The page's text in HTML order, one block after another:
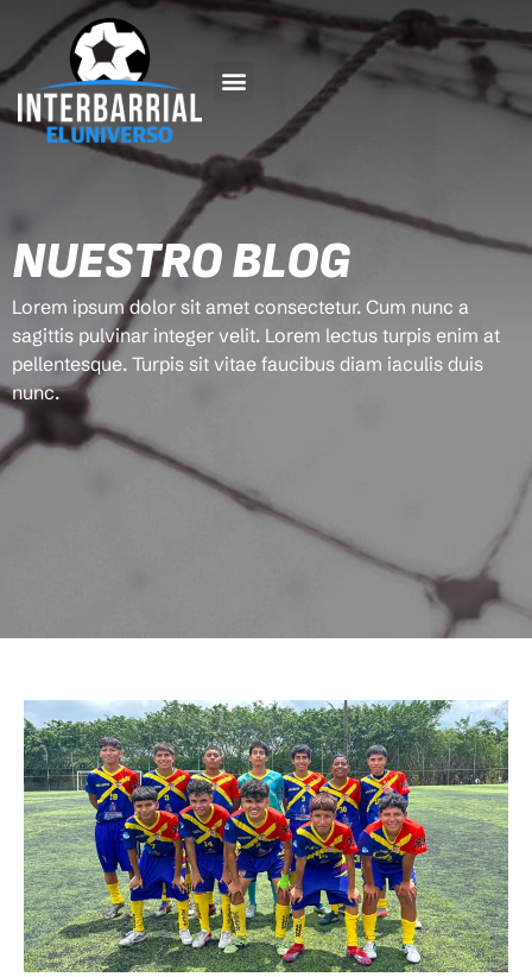
NUESTRO BLOG
Lorem ipsum dolor sit amet consectetur. Cum nunc a
sagittis pulvinar integer velit. Lorem lectus turpis enim at
pellentesque. Turpis sit vitae faucibus diam iaculis duis
nunc.